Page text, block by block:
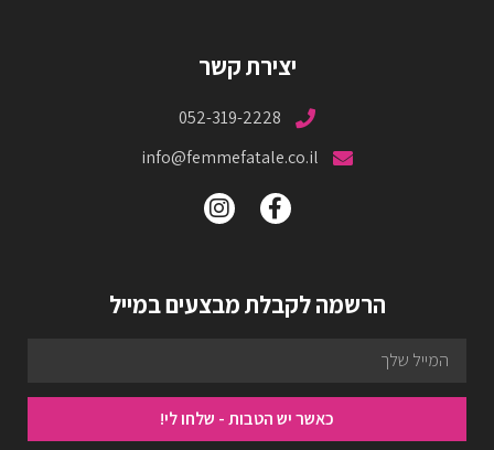
יצירת קשר
052-319-2228
info@femmefatale.co.il
הרשמה לקבלת מבצעים במייל
כאשר יש הטבות - שלחו לי!